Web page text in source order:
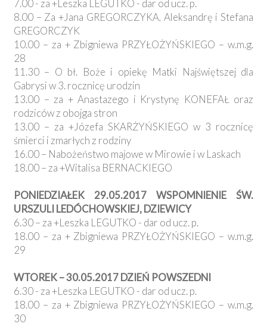
7.00 - za +Leszka LEGUTKO - dar od ucz. p.
8.00 – Za +Jana GREGORCZYKA, Aleksandrę i Stefana
GREGORCZYK
10.00 – za + Zbigniewa PRZYŁOŻYŃSKIEGO – w.m.g.
28
11.30 – O bł. Boże i opiekę Matki Najświętszej dla
Gabrysi w 3. rocznicę urodzin
13.00 – za + Anastazego i Krystynę KONEFAŁ oraz
rodziców z obojga stron
13.00 – za +Józefa SKARŻYŃSKIEGO w 3 rocznicę
śmierci i zmarłych z rodziny
16.00 – Nabożeństwo majowe w Mirowie i w Laskach
18.00 – za +Witalisa BERNACKIEGO
PONIEDZIAŁEK 29.05.2017 WSPOMNIENIE ŚW.
URSZULI LEDÓCHOWSKIEJ, DZIEWICY
6.30 – za +Leszka LEGUTKO - dar od ucz. p.
18.00 – za + Zbigniewa PRZYŁOŻYŃSKIEGO – w.m.g.
29
WTOREK – 30.05.2017 DZIEŃ POWSZEDNI
6.30 - za +Leszka LEGUTKO - dar od ucz. p.
18.00 – za + Zbigniewa PRZYŁOŻYŃSKIEGO – w.m.g.
30